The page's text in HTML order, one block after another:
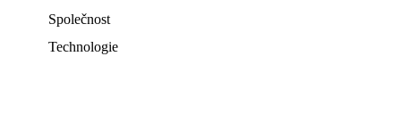
Společnost
Technologie